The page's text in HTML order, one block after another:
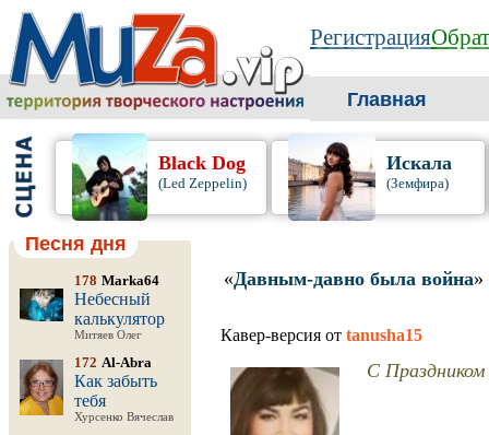
Регистрация
Главная
Black Dog
(Led Zeppelin)
Искала
(Земфира)
Песня дня
178 Marka64
Небесный
калькулятор
Митяев Олег
172 Al-Abra
Как забыть
тебя
Хурсенко Вячеслав
«Давным-давно была война»
Кавер-версия от tanusha15
С